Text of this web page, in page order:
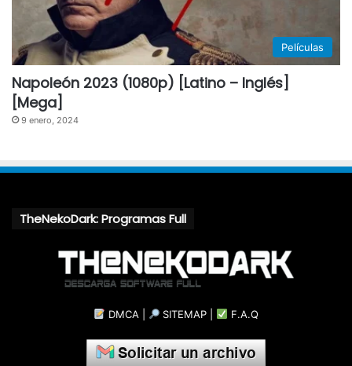
Películas
Napoleón 2023 (1080p) [Latino – Inglés]
[Mega]
9 enero, 2024
TheNekoDark: Programas Full
DMCA SITEMAP F.A.Q